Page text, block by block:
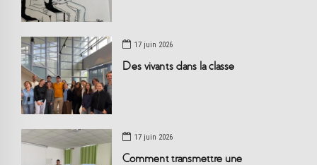
17 juin 2026
Des vivants dans la classe
17 juin 2026
Comment transmettre une